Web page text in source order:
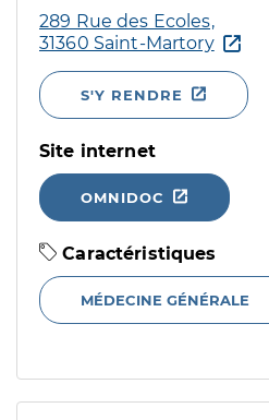
289 Rue des Ecoles,
31360 Saint-Martory
S'Y RENDRE
Site internet
OMNIDOC
Caractéristiques
MÉDECINE GÉNÉRALE